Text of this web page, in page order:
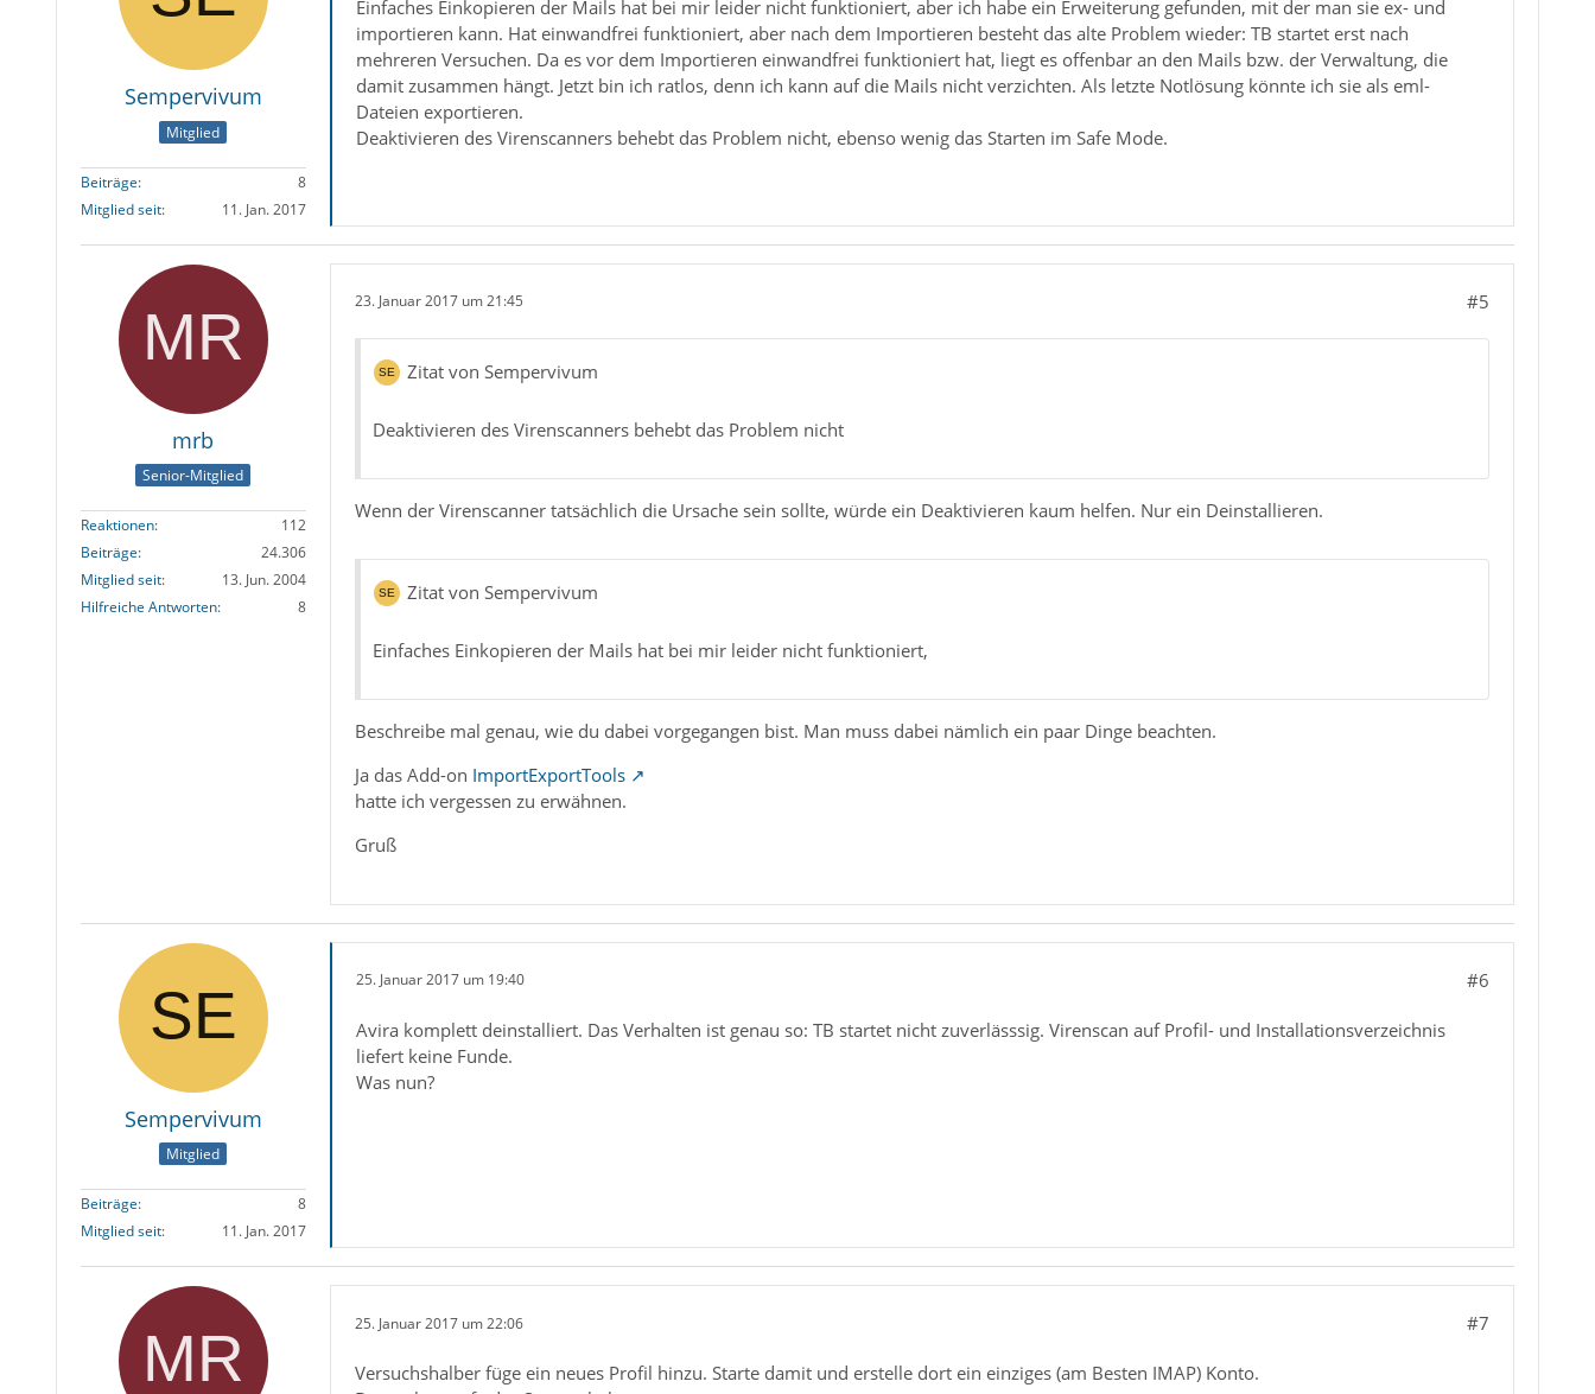
Sempervivum
Mitglied
Beiträge
8
Mitglied seit
11. Jan. 2017
Einfaches Einkopieren der Mails hat bei mir leider nicht funktioniert, aber ich habe ein Erweiterung gefunden, mit der man sie ex- und
importieren kann. Hat einwandfrei funktioniert, aber nach dem Importieren besteht das alte Problem wieder: TB startet erst nach
mehreren Versuchen. Da es vor dem Importieren einwandfrei funktioniert hat, liegt es offenbar an den Mails bzw. der Verwaltung, die
damit zusammen hängt. Jetzt bin ich ratlos, denn ich kann auf die Mails nicht verzichten. Als letzte Notlösung könnte ich sie als eml-
Dateien exportieren.
Deaktivieren des Virenscanners behebt das Problem nicht, ebenso wenig das Starten im Safe Mode.
mrb
Senior-Mitglied
Reaktionen
112
Beiträge
24.306
Mitglied seit
13. Jun. 2004
Hilfreiche Antworten
8
23. Januar 2017 um 21:45 #5
Zitat von Sempervivum
Deaktivieren des Virenscanners behebt das Problem nicht
Wenn der Virenscanner tatsächlich die Ursache sein sollte, würde ein Deaktivieren kaum helfen. Nur ein Deinstallieren.
Zitat von Sempervivum
Einfaches Einkopieren der Mails hat bei mir leider nicht funktioniert,
Beschreibe mal genau, wie du dabei vorgegangen bist. Man muss dabei nämlich ein paar Dinge beachten.
Ja das Add-on ImportExportTools
hatte ich vergessen zu erwähnen.
Gruß
Sempervivum
Mitglied
Beiträge
8
Mitglied seit
11. Jan. 2017
25. Januar 2017 um 19:40 #6
Avira komplett deinstalliert. Das Verhalten ist genau so: TB startet nicht zuverlässsig. Virenscan auf Profil- und Installationsverzeichnis
liefert keine Funde.
Was nun?
25. Januar 2017 um 22:06 #7
Versuchshalber füge ein neues Profil hinzu. Starte damit und erstelle dort ein einziges (am Besten IMAP) Konto.